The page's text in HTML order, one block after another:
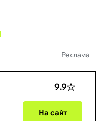
Реклама
9.9
На сайт